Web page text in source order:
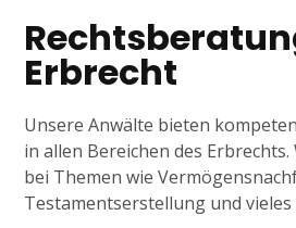
Erbrecht
Unsere Anwälte bieten
in allen Bereichen des
bei Themen wie
Testamentserstellung und vieles